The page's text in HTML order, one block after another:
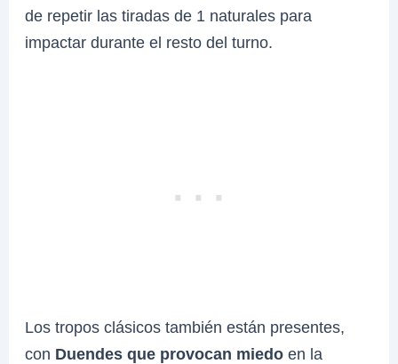
de repetir las tiradas de 1 naturales para
impactar durante el resto del turno.
Los tropos clásicos también están presentes,
con Duendes que provocan miedo en la